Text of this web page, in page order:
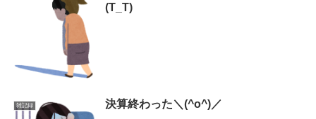
(T_T)
雑記録 決算終わった＼(^o^)／